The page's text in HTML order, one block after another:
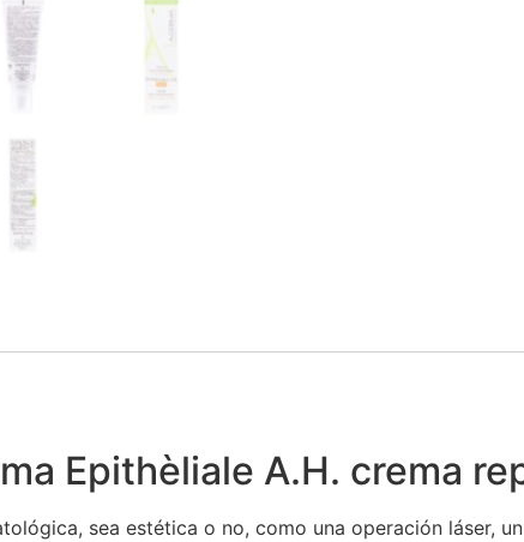
Epithèliale A.H. crema
sea estética o no, como una operación láser, un